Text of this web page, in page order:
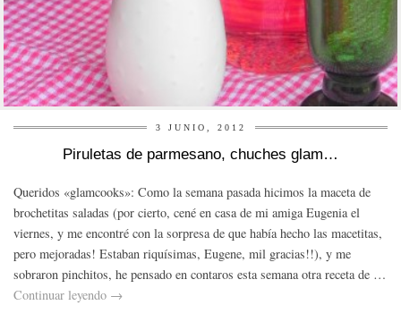
3 JUNIO, 2012
Piruletas de parmesano, chuches glam…
Queridos «glamcooks»: Como la semana pasada hicimos la maceta de
brochetitas saladas (por cierto, cené en casa de mi amiga Eugenia el
viernes, y me encontré con la sorpresa de que había hecho las macetitas,
pero mejoradas! Estaban riquísimas, Eugene, mil gracias!!), y me
sobraron pinchitos, he pensado en contaros esta semana otra receta de …
Continuar leyendo →